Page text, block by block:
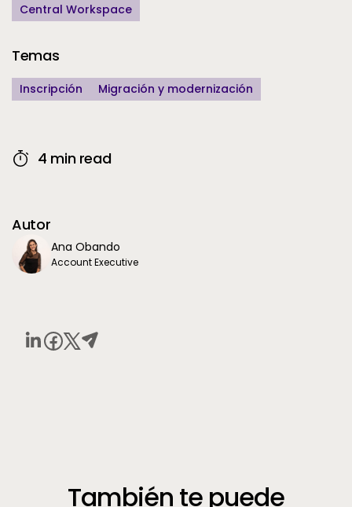
Central Workspace
Temas
Inscripción Migración y modernización
4 min read
Autor
Ana Obando
Account Executive
También te puede